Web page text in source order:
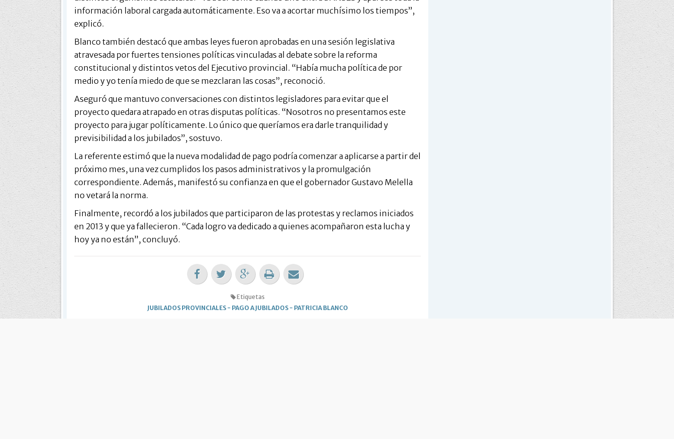
información laboral cargada automáticamente. Eso va a acortar muchísimo los tiempos”,
explicó.
Blanco también destacó que ambas leyes fueron aprobadas en una sesión legislativa
atravesada por fuertes tensiones políticas vinculadas al debate sobre la reforma
constitucional y distintos vetos del Ejecutivo provincial. “Había mucha política de por
medio y yo tenía miedo de que se mezclaran las cosas”, reconoció.
Aseguró que mantuvo conversaciones con distintos legisladores para evitar que el
proyecto quedara atrapado en otras disputas políticas. “Nosotros no presentamos este
proyecto para jugar políticamente. Lo único que queríamos era darle tranquilidad y
previsibilidad a los jubilados”, sostuvo.
La referente estimó que la nueva modalidad de pago podría comenzar a aplicarse a partir del
próximo mes, una vez cumplidos los pasos administrativos y la promulgación
correspondiente. Además, manifestó su confianza en que el gobernador Gustavo Melella
no vetará la norma.
Finalmente, recordó a los jubilados que participaron de las protestas y reclamos iniciados
en 2013 y que ya fallecieron. “Cada logro va dedicado a quienes acompañaron esta lucha y
hoy ya no están”, concluyó.
Etiquetas
JUBILADOS PROVINCIALES- PAGO A JUBILADOS- PATRICIA BLANCO